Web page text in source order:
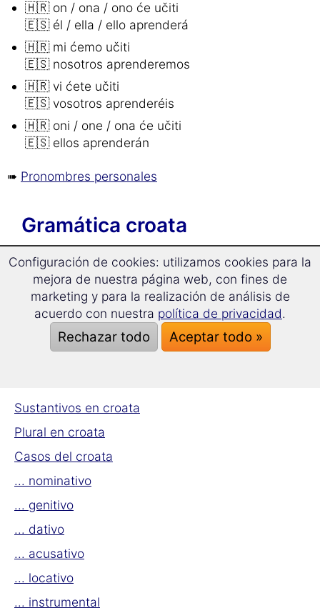
🇭🇷 on / ona / ono će učiti
🇪🇸 él / ella / ello aprenderá
🇭🇷 mi ćemo učiti
🇪🇸 nosotros aprenderemos
🇭🇷 vi ćete učiti
🇪🇸 vosotros aprenderéis
🇭🇷 oni / one / ona će učiti
🇪🇸 ellos aprenderán
➠ Pronombres personales
Gramática croata
Información general
Croata en un vistazo
Alfabeto croata
Sustantivos en croata
Plural en croata
Casos del croata
... nominativo
... genitivo
... dativo
... acusativo
... locativo
... instrumental
Configuración de cookies: utilizamos cookies para la
mejora de nuestra página web, con fines de
marketing y para la realización de análisis de
acuerdo con nuestra política de privacidad.
Rechazar todo Aceptar todo »